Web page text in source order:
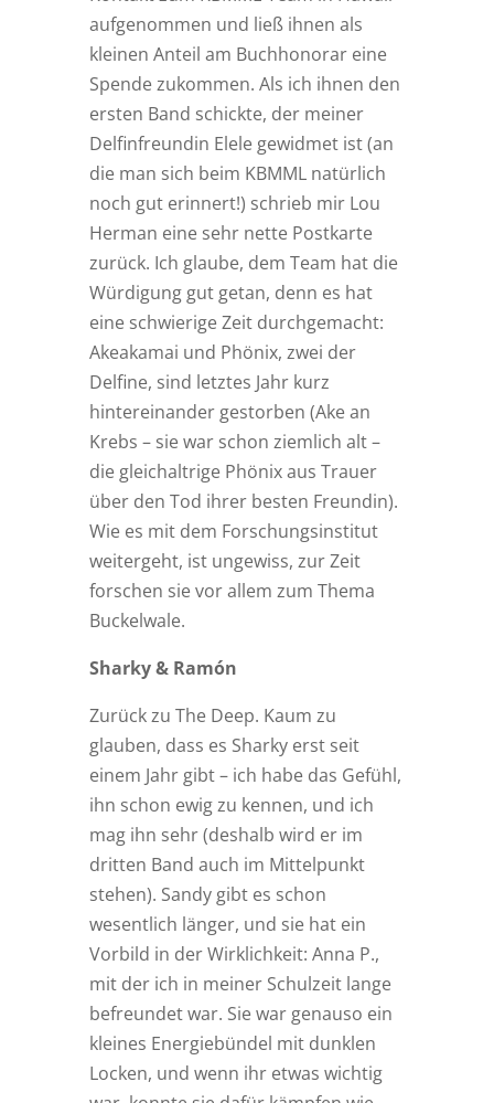
aufgenommen und ließ ihnen als
kleinen Anteil am Buchhonorar eine
Spende zukommen. Als ich ihnen den
ersten Band schickte, der meiner
Delfinfreundin Elele gewidmet ist (an
die man sich beim KBMML natürlich
noch gut erinnert!) schrieb mir Lou
Herman eine sehr nette Postkarte
zurück. Ich glaube, dem Team hat die
Würdigung gut getan, denn es hat
eine schwierige Zeit durchgemacht:
Akeakamai und Phönix, zwei der
Delfine, sind letztes Jahr kurz
hintereinander gestorben (Ake an
Krebs – sie war schon ziemlich alt –
die gleichaltrige Phönix aus Trauer
über den Tod ihrer besten Freundin).
Wie es mit dem Forschungsinstitut
weitergeht, ist ungewiss, zur Zeit
forschen sie vor allem zum Thema
Buckelwale.
Sharky & Ramón
Zurück zu The Deep. Kaum zu
glauben, dass es Sharky erst seit
einem Jahr gibt – ich habe das Gefühl,
ihn schon ewig zu kennen, und ich
mag ihn sehr (deshalb wird er im
dritten Band auch im Mittelpunkt
stehen). Sandy gibt es schon
wesentlich länger, und sie hat ein
Vorbild in der Wirklichkeit: Anna P.,
mit der ich in meiner Schulzeit lange
befreundet war. Sie war genauso ein
kleines Energiebündel mit dunklen
Locken, und wenn ihr etwas wichtig